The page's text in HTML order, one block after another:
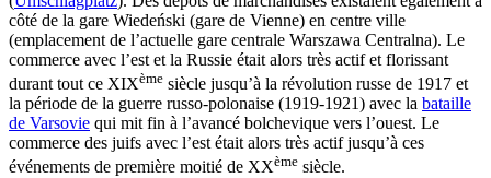
côté de la gare Wiedeński (gare de Vienne) en centre ville
(emplacement de l’actuelle gare centrale Warszawa Centralna). Le
commerce avec l’est et la Russie était alors très actif et florissant
durant tout ce XIXème siècle jusqu’à la révolution russe de 1917 et
la période de la guerre russo-polonaise (1919-1921) avec la bataille
de Varsovie qui mit fin à l’avancé bolchevique vers l’ouest. Le
commerce des juifs avec l’est était alors très actif jusqu’à ces
événements de première moitié de XXème siècle.